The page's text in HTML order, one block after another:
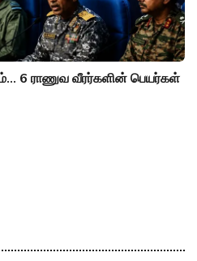
6 ராணுவ வீரர்களின் பெயர்கள்